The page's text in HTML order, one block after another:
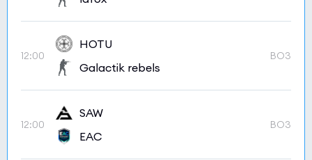
12:00
HOTU
Galactik rebels
BO3
12:00
SAW
EAC
BO3